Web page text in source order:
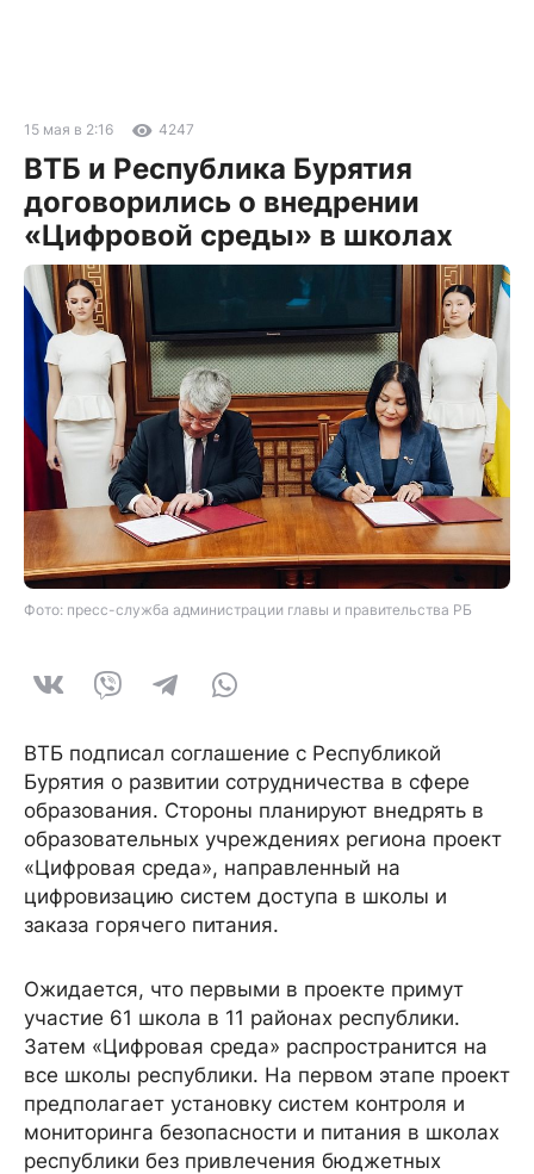
15 мая в 2:16 4247
ВТБ и Республика Бурятия
договорились о внедрении
«Цифровой среды» в школах
Фото: пресс-служба администрации главы и правительства РБ
ВТБ подписал соглашение с Республикой
Бурятия о развитии сотрудничества в сфере
образования. Стороны планируют внедрять в
образовательных учреждениях региона проект
«Цифровая среда», направленный на
цифровизацию систем доступа в школы и
заказа горячего питания.
Ожидается, что первыми в проекте примут
участие 61 школа в 11 районах республики.
Затем «Цифровая среда» распространится на
все школы республики. На первом этапе проект
предполагает установку систем контроля и
мониторинга безопасности и питания в школах
республики без привлечения бюджетных